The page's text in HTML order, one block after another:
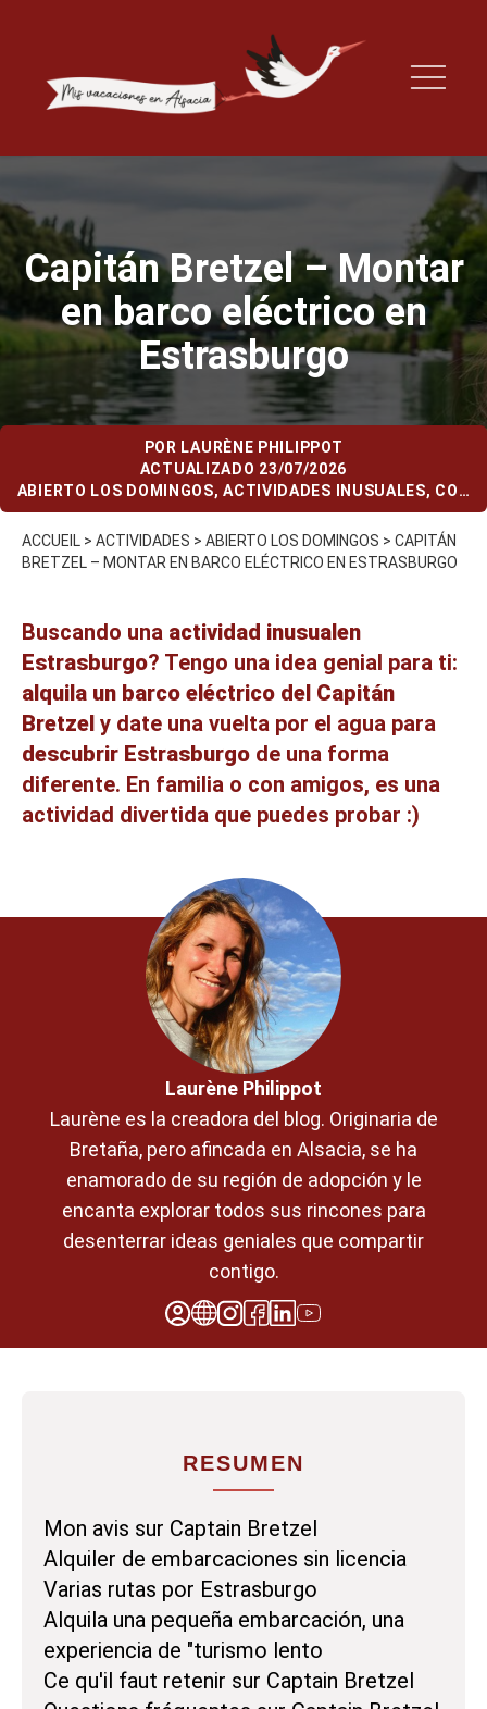
Capitán Bretzel – Montar
en barco eléctrico en
Estrasburgo
POR LAURÈNE PHILIPPOT
ACTUALIZADO 23/07/2026
ABIERTO LOS DOMINGOS,ACTIVIDADES INUSUALES, CON
NIÑOS,ESTRASBURGO
ACCUEIL > ACTIVIDADES > ABIERTO LOS DOMINGOS > CAPITÁN
BRETZEL – MONTAR EN BARCO ELÉCTRICO EN ESTRASBURGO
Buscando una actividad inusualen
Estrasburgo? Tengo una idea genial para ti:
alquila un barco eléctrico del Capitán
Bretzel y date una vuelta por el agua para
descubrir Estrasburgo de una forma
diferente. En familia o con amigos, es una
actividad divertida que puedes probar :)
Laurène Philippot
Laurène es la creadora del blog. Originaria de
Bretaña, pero afincada en Alsacia, se ha
enamorado de su región de adopción y le
encanta explorar todos sus rincones para
desenterrar ideas geniales que compartir
contigo.
RESUMEN
Mon avis sur Captain Bretzel
Alquiler de embarcaciones sin licencia
Varias rutas por Estrasburgo
Alquila una pequeña embarcación, una
experiencia de "turismo lento
Ce qu'il faut retenir sur Captain Bretzel